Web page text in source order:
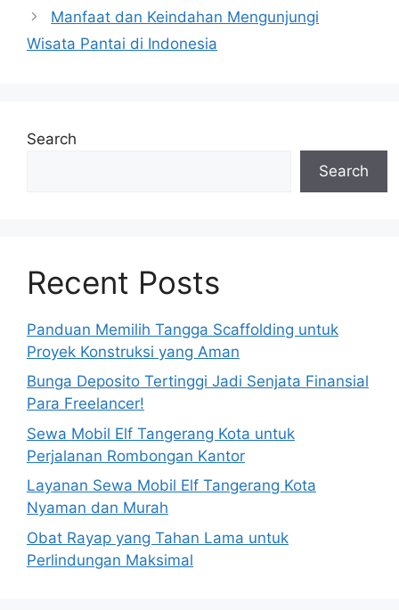
Manfaat dan Keindahan Mengunjungi
Wisata Pantai di Indonesia
Search
Search
Recent Posts
Panduan Memilih Tangga Scaffolding untuk
Proyek Konstruksi yang Aman
Bunga Deposito Tertinggi Jadi Senjata Finansial
Para Freelancer!
Sewa Mobil Elf Tangerang Kota untuk
Perjalanan Rombongan Kantor
Layanan Sewa Mobil Elf Tangerang Kota
Nyaman dan Murah
Obat Rayap yang Tahan Lama untuk
Perlindungan Maksimal